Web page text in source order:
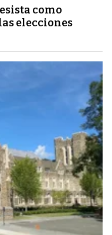
como
elecciones